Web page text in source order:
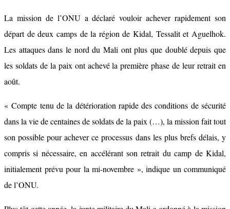
La mission de l’ONU a déclaré vouloir achever rapidement son
départ de deux camps de la région de Kidal, Tessalit et Aguelhok.
Les attaques dans le nord du Mali ont plus que doublé depuis que
les soldats de la paix ont achevé la première phase de leur retrait en
août.
« Compte tenu de la détérioration rapide des conditions de sécurité
dans la vie de centaines de soldats de la paix (…), la mission fait tout
son possible pour achever ce processus dans les plus brefs délais, y
compris si nécessaire, en accélérant son retrait du camp de Kidal,
initialement prévu pour la mi-novembre », indique un communiqué
de l’ONU.